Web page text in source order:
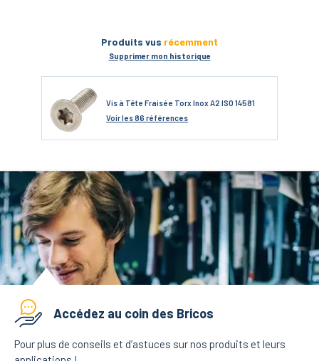
Produits vus récemment
Supprimer mon historique
Vis à Tête Fraisée Torx Inox A2 ISO 14581
Voirles 86 références
Accédez au coin des Bricos
Pour plus de conseils et d’astuces sur nos produits et leurs